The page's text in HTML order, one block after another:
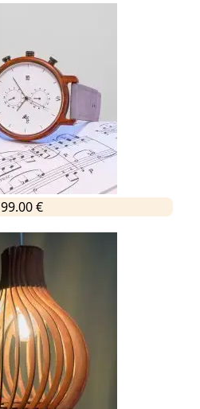
99.00 €